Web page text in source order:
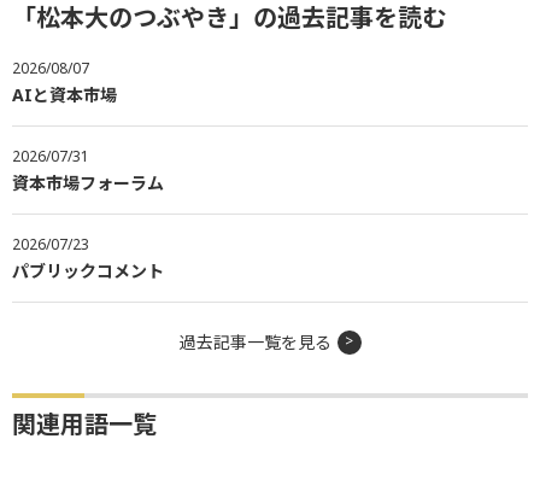
「松本大のつぶやき」の過去記事を読む
2026/08/07
AIと資本市場
2026/07/31
資本市場フォーラム
2026/07/23
パブリックコメント
過去記事一覧を見る
関連用語一覧